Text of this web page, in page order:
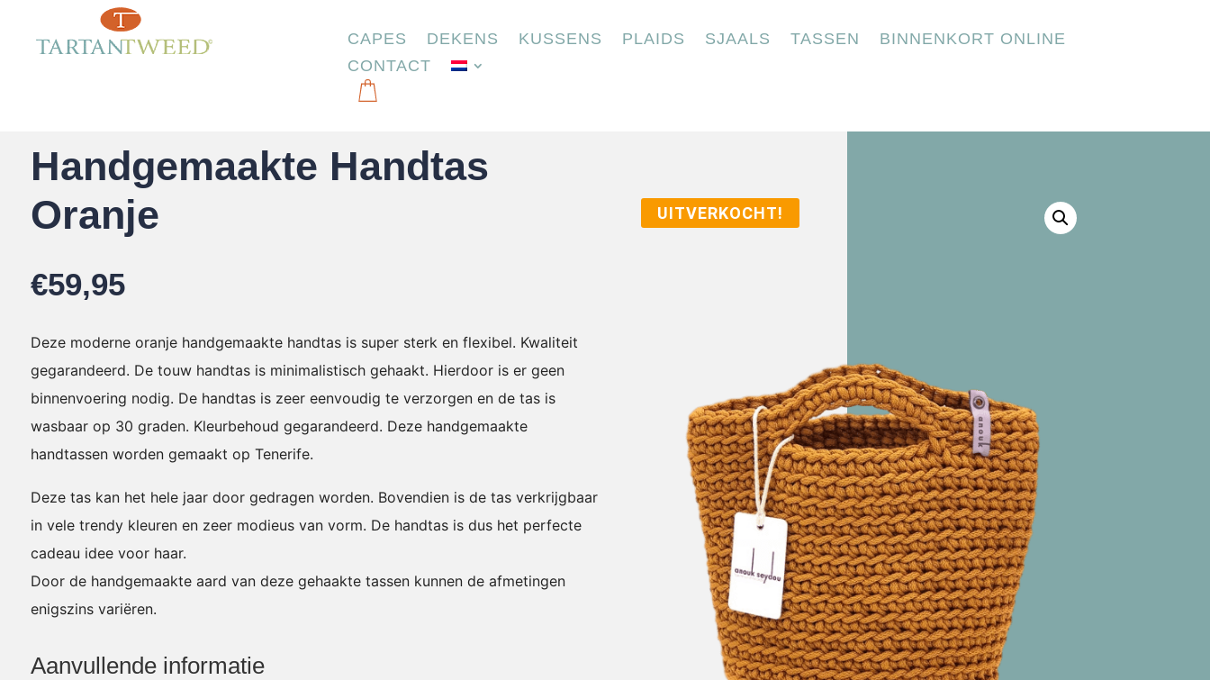
CAPES DEKENS KUSSENS PLAIDS SJAALS TASSEN
BINNENKORT ONLINE
CONTACT
Handgemaakte Handtas
Oranje
€59,95
Deze moderne oranje handgemaakte handtas is super sterk en flexibel. Kwaliteit
gegarandeerd. De touw handtas is minimalistisch gehaakt. Hierdoor is er geen
binnenvoering nodig. De handtas is zeer eenvoudig te verzorgen en de tas is
wasbaar op 30 graden. Kleurbehoud gegarandeerd. Deze handgemaakte
handtassen worden gemaakt op Tenerife.
Deze tas kan het hele jaar door gedragen worden. Bovendien is de tas verkrijgbaar
in vele trendy kleuren en zeer modieus van vorm. De handtas is dus het perfecte
cadeau idee voor haar.
Door de handgemaakte aard van deze gehaakte tassen kunnen de afmetingen
enigszins variëren.
Aanvullende informatie
UITVERKOCHT!